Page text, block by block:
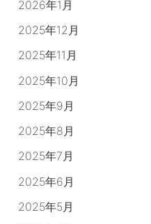
2026年1月
2025年12月
2025年11月
2025年10月
2025年9月
2025年8月
2025年7月
2025年6月
2025年5月